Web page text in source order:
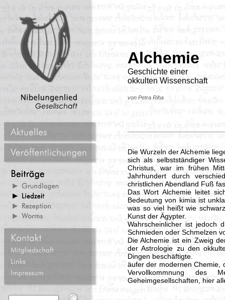
Alchemie
Geschichte einer
okkulten Wissenschaft
von Petra Riha
Die Wurzeln der Alchemie
sich als selbstständiger
Christus, war im frühen
Jahrhundert durch
christlichen Abendland Fuß
Das Wort Alchemie leitet
Bedeutung von kimia ist
was so viel heißt wie
Kunst der Ägypter.
Wahrscheinlicher ist jedoch
Schmieden oder Schmelzen
Die Alchemie ist ein Zweig
der Astrologie zu den
Dingen beschäftigte.
äufer der modernen Chemie,
Vervollkommnung des
Geheimgesellschaften, hier